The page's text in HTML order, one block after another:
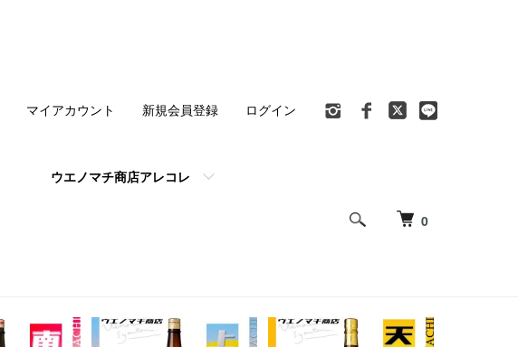
0
ウエノマチ商店アレコレ
マイアカウント 新規会員登録 ログイン